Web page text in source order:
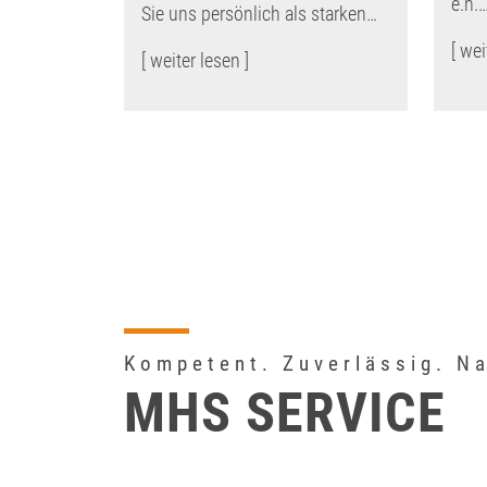
Sie uns persönlich als starken…
[ weiter lesen ] [
Kompetent. Zuverlässig.
MHS SERVICE